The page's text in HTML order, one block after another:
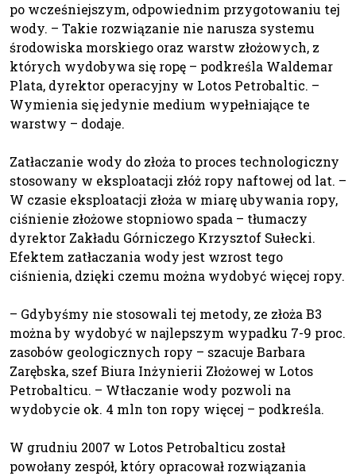
po wcześniejszym, odpowiednim przygotowaniu tej
wody. – Takie rozwiązanie nie narusza systemu
środowiska morskiego oraz warstw złożowych, z
których wydobywa się ropę – podkreśla Waldemar
Plata, dyrektor operacyjny w Lotos Petrobaltic. –
Wymienia się jedynie medium wypełniające te
warstwy – dodaje.
Zatłaczanie wody do złoża to proces technologiczny
stosowany w eksploatacji złóż ropy naftowej od lat. –
W czasie eksploatacji złoża w miarę ubywania ropy,
ciśnienie złożowe stopniowo spada – tłumaczy
dyrektor Zakładu Górniczego Krzysztof Sułecki.
Efektem zatłaczania wody jest wzrost tego
ciśnienia, dzięki czemu można wydobyć więcej ropy.
– Gdybyśmy nie stosowali tej metody, ze złoża B3
można by wydobyć w najlepszym wypadku 7-9 proc.
zasobów geologicznych ropy – szacuje Barbara
Zarębska, szef Biura Inżynierii Złożowej w Lotos
Petrobalticu. – Wtłaczanie wody pozwoli na
wydobycie ok. 4 mln ton ropy więcej – podkreśla.
W grudniu 2007 w Lotos Petrobalticu został
powołany zespół, który opracował rozwiązania